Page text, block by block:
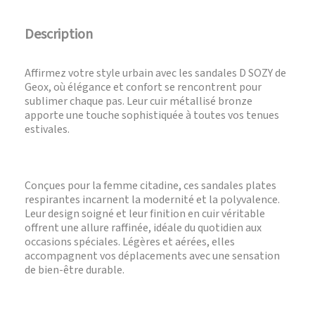
Description
Affirmez votre style urbain avec les sandales D SOZY de
Geox, où élégance et confort se rencontrent pour
sublimer chaque pas. Leur cuir métallisé bronze
apporte une touche sophistiquée à toutes vos tenues
estivales.
Conçues pour la femme citadine, ces sandales plates
respirantes incarnent la modernité et la polyvalence.
Leur design soigné et leur finition en cuir véritable
offrent une allure raffinée, idéale du quotidien aux
occasions spéciales. Légères et aérées, elles
accompagnent vos déplacements avec une sensation
de bien-être durable.